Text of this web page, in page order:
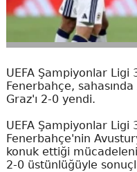
UEFA Şampiyonlar Ligi
Fenerbahçe,
Graz'ı 2-0 yendi.
UEFA Şampiyonlar Ligi
Fenerbahçe'nin
konuk ettiği
2-0 üstünlüğüyle